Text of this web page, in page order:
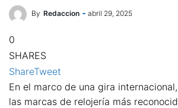
By Redaccion abril 29, 2025
0
SHARES
ShareTweet
En el marco de una gira
las marcas de relojería más